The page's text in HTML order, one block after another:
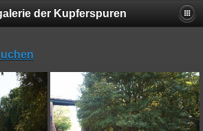
der Kupferspuren